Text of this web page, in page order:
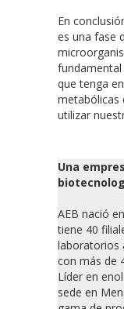
En
es una fase
que tenga
metabólicas
utilizar
Una
AEB nació
tiene 40
laboratorios
con más de
Líder en
sede en